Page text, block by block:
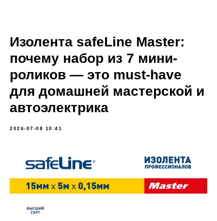
Изолента safeLine Master:
почему набор из 7 мини-
роликов — это must-have
для домашней мастерской и
автоэлектрика
2026-07-08 10:41